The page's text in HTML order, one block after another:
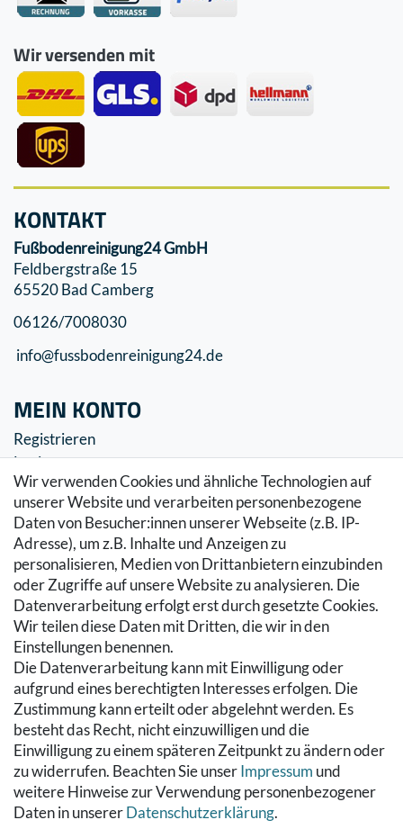
Wir versenden mit
Wir verwenden Cookies und ähnliche Technologien auf
unserer Website und verarbeiten personenbezogene
Daten von Besucher:innen unserer Webseite (z.B. IP-
Adresse), um z.B. Inhalte und Anzeigen zu
personalisieren, Medien von Drittanbietern einzubinden
oder Zugriffe auf unsere Website zu analysieren. Die
Datenverarbeitung erfolgt erst durch gesetzte Cookies.
Wir teilen diese Daten mit Dritten, die wir in den
Einstellungen benennen.
Die Datenverarbeitung kann mit Einwilligung oder
aufgrund eines berechtigten Interesses erfolgen. Die
Zustimmung kann erteilt oder abgelehnt werden. Es
besteht das Recht, nicht einzuwilligen und die
Einwilligung zu einem späteren Zeitpunkt zu ändern oder
zu widerrufen. Beachten Sie unserImpressum und
weitere Hinweise zur Verwendung personenbezogener
Daten in unsererDaten­schutz­erklärung.
KONTAKT
Fußbodenreinigung24 GmbH
Feldbergstraße 15
65520 Bad Camberg
06126/7008030
info@fussbodenreinigung24.de
MEIN KONTO
Registrieren
Login
SERVICE
Zahlung & Versand
Warenkorb
Zur Kasse
Hilfe
RECHTLICHES
Kontakt
Datenschutzerklärung
AGB
Impressum
Hinweise zur Batterieentsorgung
Widerrufs­recht